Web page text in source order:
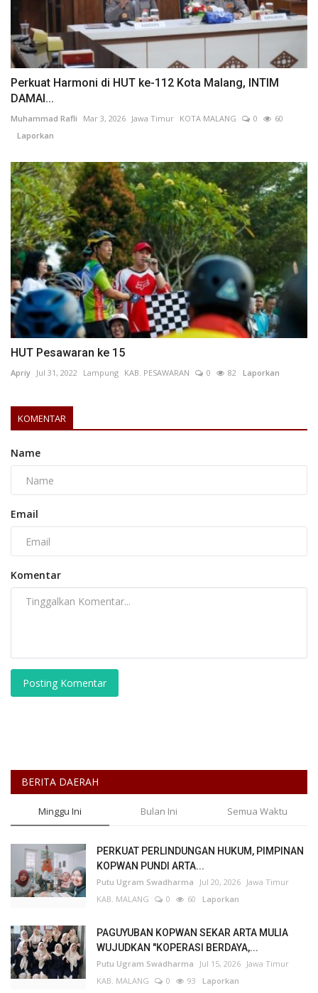
Perkuat Harmoni di HUT ke-112 Kota Malang, INTIM
DAMAI...
Muhammad Rafli Mar 3, 2026 Jawa Timur KOTA MALANG 0
60
Laporkan
HUT Pesawaran ke 15
Apriy Jul 31, 2022 Lampung KAB. PESAWARAN 0 82 Laporkan
KOMENTAR
Name
Email
Komentar
Posting Komentar
BERITA DAERAH
Minggu Ini Bulan Ini Semua Waktu
PERKUAT PERLINDUNGAN HUKUM, PIMPINAN
KOPWAN PUNDI ARTA...
Putu Ugram Swadharma Jul 20, 2026 Jawa Timur
KAB. MALANG
0 60 Laporkan
PAGUYUBAN KOPWAN SEKAR ARTA MULIA
WUJUDKAN "KOPERASI BERDAYA,...
Putu Ugram Swadharma Jul 15, 2026 Jawa Timur
KAB. MALANG
0 93 Laporkan